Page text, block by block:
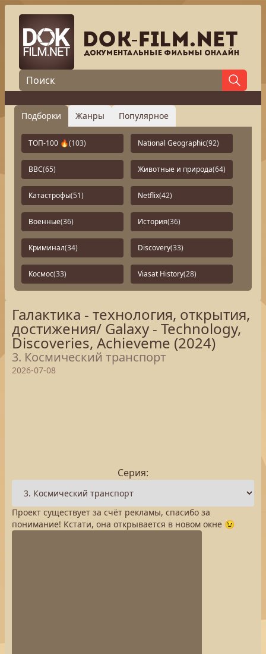
Подборки Жанры Популярное
ТОП-100 🔥(103) National Geographic(92)
BBC(65) Животные и природа(64)
Катастрофы(51) Netflix(42)
Военные(36) История(36)
Криминал(34) Discovery(33)
Космос(33) Viasat History(28)
Галактика - технология, открытия,
достижения/ Galaxy - Technology,
Discoveries, Achieveme (2024)
3. Космический транспорт
2026-07-08
Серия:
Проект существует за счёт рекламы, спасибо за
понимание! Кстати, она открывается в новом окне 😉